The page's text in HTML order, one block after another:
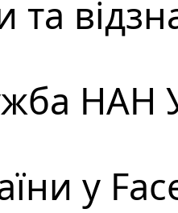
та
НАН
у